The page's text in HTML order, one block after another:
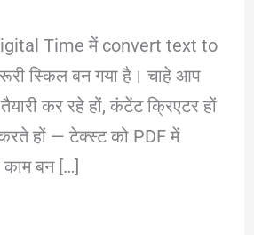
Time में convert text to
स्किल बन गया है। चाहे आप
कर रहे हों, कंटेंट क्रिएटर हों
हों — टेक्स्ट को PDF में
काम बन […]